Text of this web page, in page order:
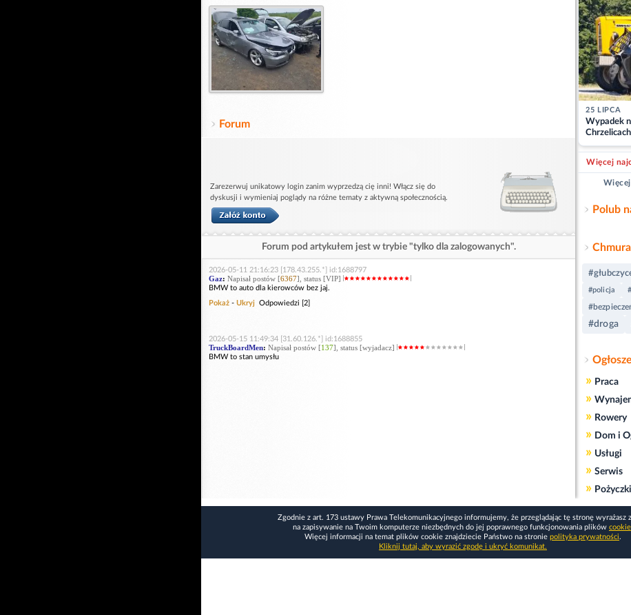
Forum
Zarezerwuj unikatowy login zanim wyprzedzą cię inni! Włącz się do
dyskusji i wymieniaj poglądy na różne tematy z aktywną społecznością.
Forum pod artykułem jest w trybie "tylko dla zalogowanych".
2026-05-11 21:16:23 [178.43.255.*] id:1688797
Gaz: Napisał postów [6367], status [VIP]
BMW to auto dla kierowców bez jaj.
Pokaż - Ukryj Odpowiedzi [2]
2026-05-15 11:49:34 [31.60.126.*] id:1688855
TruckBoardMen: Napisał postów [137], status [wyjadacz]
BMW to stan umysłu
25 LIPCA
Wypadek
Więcej
Polub
#policja
#droga
» Praca
»
» Rowery
» Dom i
» Usługi
» Serwis
» Pożyczki
Zgodnie z art. 173 ustawy Prawa Telekomunikacyjnego informujemy, że przeglądając tę stronę wyrażasz
na zapisywanie na Twoim komputerze niezbędnych do jej poprawnego funkcjonowania plików cookie
Więcej informacji na temat plików cookie znajdziecie Państwo na stronie polityka prywatności.
Kliknij tutaj, aby wyrazić zgodę i ukryć komunikat.